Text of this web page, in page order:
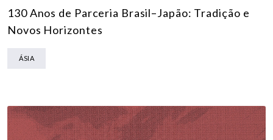
130 Anos de Parceria Brasil–Japão: Tradição e
Novos Horizontes
ÁSIA